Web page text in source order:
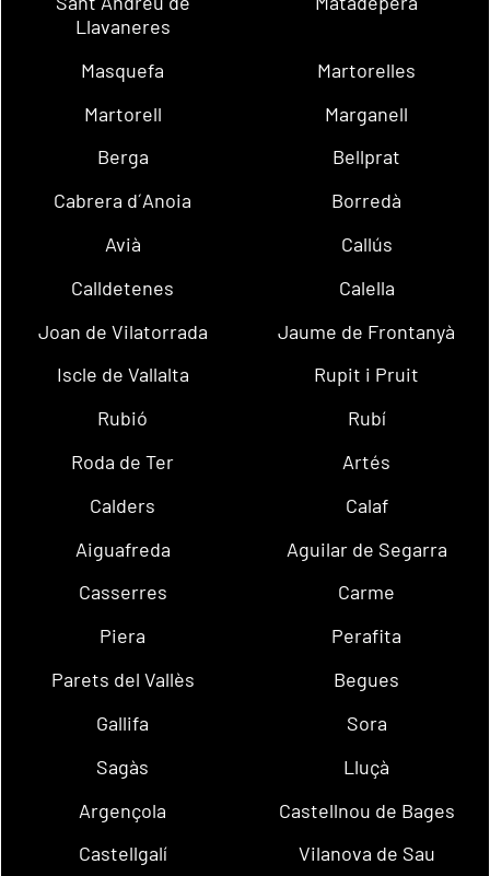
Llavaneres
Masquefa
Martorelles
Martorell
Marganell
Berga
Bellprat
Cabrera d´Anoia
Borredà
Avià
Callús
Calldetenes
Calella
Joan de Vilatorrada
Jaume de Frontanyà
Iscle de Vallalta
Rupit i Pruit
Rubió
Rubí
Roda de Ter
Artés
Calders
Calaf
Aiguafreda
Aguilar de Segarra
Casserres
Carme
Piera
Perafita
Parets del Vallès
Begues
Gallifa
Sora
Sagàs
Lluçà
Argençola
Castellnou de Bages
Castellgalí
Vilanova de Sau